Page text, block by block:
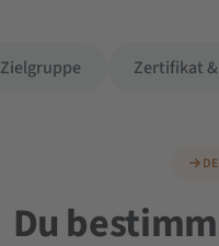
Zielgruppe Zertifikat &
Du